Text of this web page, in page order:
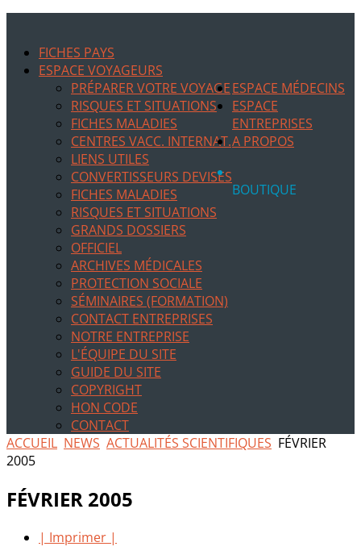
FICHES PAYS
ESPACE VOYAGEURS
PRÉPARER VOTRE VOYAGE
RISQUES ET SITUATIONS
FICHES MALADIES
CENTRES VACC. INTERNAT.
LIENS UTILES
CONVERTISSEURS DEVISES
ESPACE MÉDECINS
FICHES MALADIES
RISQUES ET SITUATIONS
GRANDS DOSSIERS
OFFICIEL
ARCHIVES MÉDICALES
ESPACE
ENTREPRISES
PROTECTION SOCIALE
SÉMINAIRES (FORMATION)
CONTACT ENTREPRISES
A PROPOS
NOTRE ENTREPRISE
L'ÉQUIPE DU SITE
GUIDE DU SITE
COPYRIGHT
HON CODE
CONTACT
BOUTIQUE
ACCUEIL NEWS ACTUALITÉS SCIENTIFIQUES FÉVRIER
2005
FÉVRIER 2005
| Imprimer |